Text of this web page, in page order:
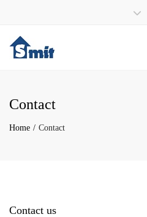
Contact
Home Contact
Contact us